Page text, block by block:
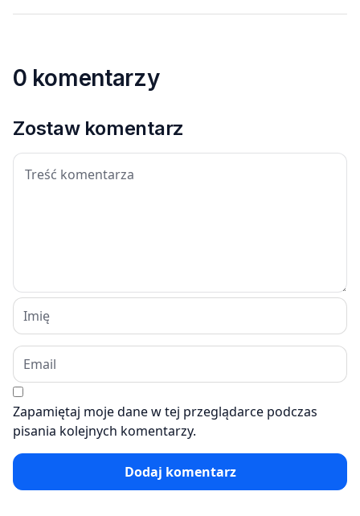
0 komentarzy
Zostaw komentarz
Zapamiętaj moje dane w tej przeglądarce podczas
pisania kolejnych komentarzy.
Dodaj komentarz